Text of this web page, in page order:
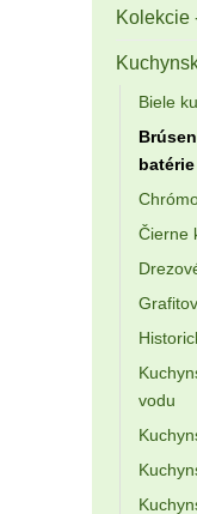
Kolekcie
Biele
batérie
Čierne
vodu